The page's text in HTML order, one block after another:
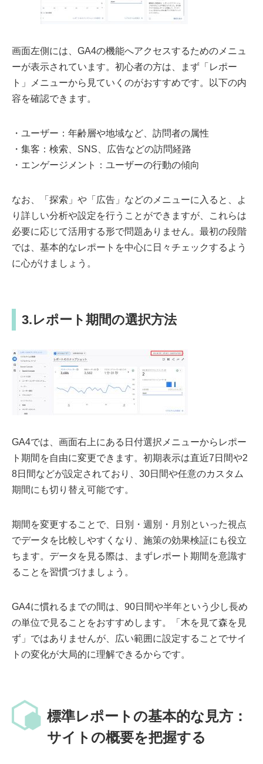
画面左側には、GA4の機能へアクセスするためのメニュ
ーが表示されています。初心者の方は、まず「レポー
ト」メニューから見ていくのがおすすめです。以下の内
容を確認できます。
・ユーザー：年齢層や地域など、訪問者の属性
・集客：検索、SNS、広告などの訪問経路
・エンゲージメント：ユーザーの行動の傾向
なお、「探索」や「広告」などのメニューに入ると、よ
り詳しい分析や設定を行うことができますが、これらは
必要に応じて活用する形で問題ありません。最初の段階
では、基本的なレポートを中心に日々チェックするよう
に心がけましょう。
3.レポート期間の選択方法
GA4では、画面右上にある日付選択メニューからレポー
ト期間を自由に変更できます。初期表示は直近7日間や2
8日間などが設定されており、30日間や任意のカスタム
期間にも切り替え可能です。
期間を変更することで、日別・週別・月別といった視点
でデータを比較しやすくなり、施策の効果検証にも役立
ちます。データを見る際は、まずレポート期間を意識す
ることを習慣づけましょう。
GA4に慣れるまでの間は、90日間や半年という少し長め
の単位で見ることをおすすめします。「木を見て森を見
ず」ではありませんが、広い範囲に設定することでサイ
トの変化が大局的に理解できるからです。
標準レポートの基本的な見方：
サイトの概要を把握する